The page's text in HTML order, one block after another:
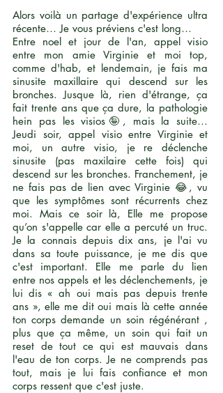
Alors voilà un partage d'expérience ultra
récente… Je vous préviens c'est long…
Entre noel et jour de l'an, appel visio
entre mon amie Virginie et moi top,
comme d'hab, et lendemain, je fais ma
sinusite maxillaire qui descend sur les
bronches. Jusque là, rien d'étrange, ça
fait trente ans que ça dure, la pathologie
hein pas les visios🤪, mais la suite…
Jeudi soir, appel visio entre Virginie et
moi, un autre visio, je re déclenche
sinusite (pas maxilaire cette fois) qui
descend sur les bronches. Franchement, je
ne fais pas de lien avec Virginie 😂, vu
que les symptômes sont récurrents chez
moi. Mais ce soir là, Elle me propose
qu’on s'appelle car elle a percuté un truc.
Je la connais depuis dix ans, je l'ai vu
dans sa toute puissance, je me dis que
c'est important. Elle me parle du lien
entre nos appels et les déclenchements, je
lui dis « ah oui mais pas depuis trente
ans », elle me dit oui mais là cette année
ton corps demande un soin régénérant ,
plus que ça même, un soin qui fait un
reset de tout ce qui est mauvais dans
l'eau de ton corps. Je ne comprends pas
tout, mais je lui fais confiance et mon
corps ressent que c'est juste.